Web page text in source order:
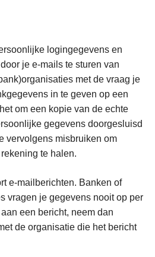
logingegevens en
je e-mails te sturen van
met de vraag je
in te geven op een
om een kopie van de echte
gegevens doorgesluisd
vervolgens misbruiken om
te halen.
e-mailberichten. Banken of
vragen je gegevens nooit op per
een bericht, neem dan
de organisatie die het bericht